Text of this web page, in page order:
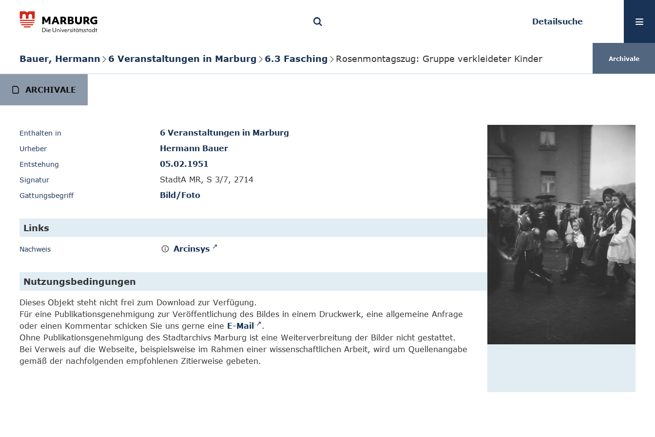
Detailsuche
Bauer, Hermann 6 Veranstaltungen in Marburg 6.3 Fasching Rosenmontagszug: Gruppe verkleideter Kinder Archivale
ARCHIVALE
Enthalten in 6 Veranstaltungen in Marburg
Urheber Hermann Bauer
Entstehung 05.02.1951
Signatur StadtA MR, S 3/7, 2714
Gattungsbegriff Bild/Foto
Links
Nachweis Arcinsys
Nutzungsbedingungen
Dieses Objekt steht nicht frei zum Download zur Verfügung.
Für eine Publikationsgenehmigung zur Veröffentlichung des Bildes in einem Druckwerk, eine allgemeine Anfrage
oder einen Kommentar schicken Sie uns gerne eine E-Mail
.
Ohne Publikationsgenehmigung des Stadtarchivs Marburg ist eine Weiterverbreitung der Bilder nicht gestattet.
Bei Verweis auf die Webseite, beispielsweise im Rahmen einer wissenschaftlichen Arbeit, wird um Quellenangabe
gemäß der nachfolgenden empfohlenen Zitierweise gebeten.